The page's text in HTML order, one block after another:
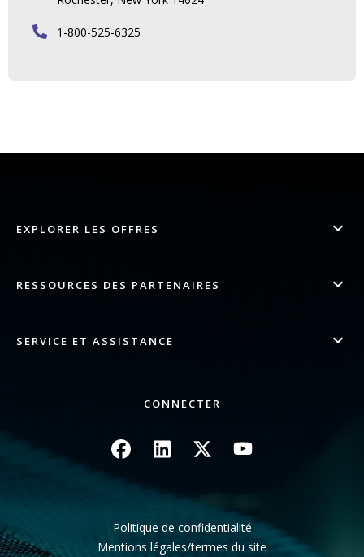
1-800-525-6325
EXPLORER LES OFFRES
RESSOURCES DES PARTENAIRES
SERVICE ET ASSISTANCE
CONNECTER
Image Image Image Image
Politique de confidentialité
Mentions légales/termes du site